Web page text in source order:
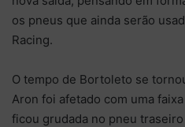
os pneus que ainda serão
Racing.
O tempo de Bortoleto se
Aron foi afetado com uma
ficou grudada no pneu